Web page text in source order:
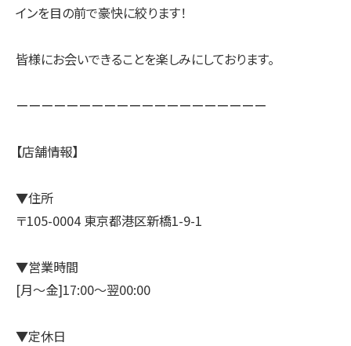
インを目の前で豪快に絞ります！
皆様にお会いできることを楽しみにしております。
ーーーーーーーーーーーーーーーーーーーー
【店舗情報】
▼住所
〒105-0004 東京都港区新橋1-9-1
▼営業時間
[月～金]17:00～翌00:00
▼定休日